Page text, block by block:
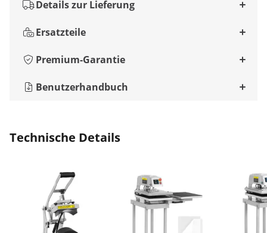
Details zur Lieferung
Ersatzteile
Premium-Garantie
Benutzerhandbuch
Technische Details